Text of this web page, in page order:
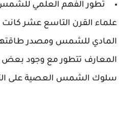
تطور الفهم العلمي
علماء القرن التاسع عشر
المادي للشمس ومصدر طاقتها
المعارف تتطور مع وجود بعض
سلوك الشمس العصية على